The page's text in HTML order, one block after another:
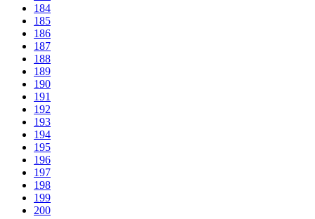
184
185
186
187
188
189
190
191
192
193
194
195
196
197
198
199
200